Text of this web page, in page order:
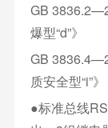
GB
爆型“d”》
GB
质安全型“i”》
●标准总线